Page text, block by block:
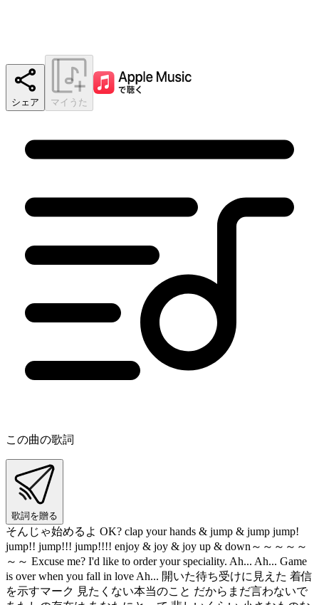
シェア マイうた
この曲の歌詞
歌詞を贈る
そんじゃ始めるよ OK? clap your hands & jump & jump jump!
jump!! jump!!! jump!!!! enjoy & joy & joy up & down～～～～～
～～ Excuse me? I'd like to order your speciality. Ah... Ah... Game
is over when you fall in love Ah... 開いた待ち受けに見えた 着信
を示すマーク 見たくない本当のこと だからまだ言わないで